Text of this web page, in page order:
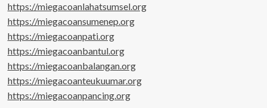
https://miegacoanlahatsumsel.org
https://miegacoansumenep.org
https://miegacoanpati.org
https://miegacoanbantul.org
https://miegacoanbalangan.org
https://miegacoanteukuumar.org
https://miegacoanpancing.org